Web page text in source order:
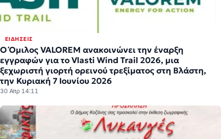
ΕΙΔΉΣΕΙΣ
Ο Όμιλος VALOREM ανακοινώνει την έναρξη
εγγραφών για το Vlasti Wind Trail 2026, μια
ξεχωριστή γιορτή ορεινού τρεξίματος στη Βλάστη,
την Κυριακή 7 Ιουνίου 2026
30 Απρ 14:11